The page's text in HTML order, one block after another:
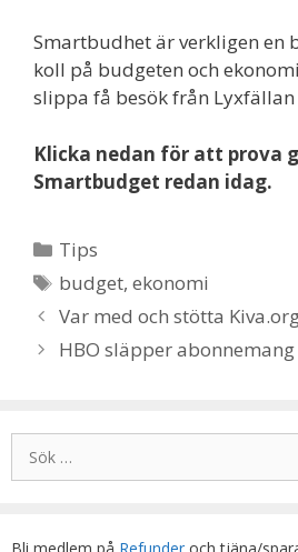
Smartbudhet är verkligen en
koll på budgeten och
slippa få besök från Lyxfällan
Klicka nedan för att prova
Smartbudget redan idag.
Kategorier
Tips
Etiketter
budget,ekonomi
Var med och stötta
HBO släpper
efter:
Bli medlem på Refunder och tjäna/